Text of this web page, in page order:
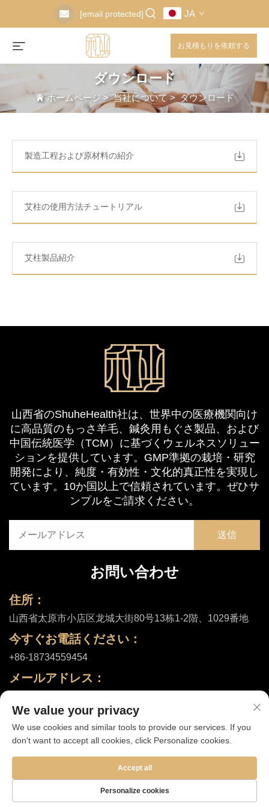
[email protected] JA
お見積もりを依頼する
ダウンロード
ホームページ >当社について>ダウンロード
製造工程および原材料の紹介
艾柱の使用方法チュートリアル
艾柱製品紹介
山西省のShuheHealth社は、世界中の医療機関向け
に高品質のもっさ羊毛、鍼灸用もぐさ製品、および
中国伝統医学（TCM）に基づくウェルネスソリュー
ションを提供しています。GMP準拠の栽培・研究
開発により、純度・有効性・文化的真正性を実現し
ています。10か国以上で信頼されています。ぜひサ
ンプルをご請求ください。
お問い合わせ
住所：
山西省太原市小店区龙城大街80号13栋1-2階、1029番地
今すぐお電話ください：
+86-18734559454
メールアドレス：
Copyright © 2025 山西舒和健康有限公司 |プライバシーポリシー
We value your privacy
We use cookies and similar tools to provide our services. If you
don't want to accept all cookies, click Personalize cookies.
Personalize cookies
Accept all